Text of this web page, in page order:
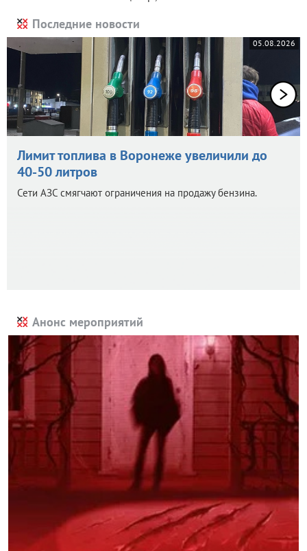
Последние новости
05.08.2026
Лимит топлива в Воронеже увеличили до
40-50 литров
Сети АЗС смягчают ограничения на продажу бензина.
Анонс мероприятий